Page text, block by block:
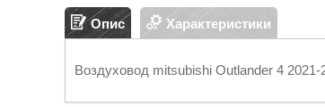
Опис Характеристики
Воздуховод mitsubishi Outlander 4